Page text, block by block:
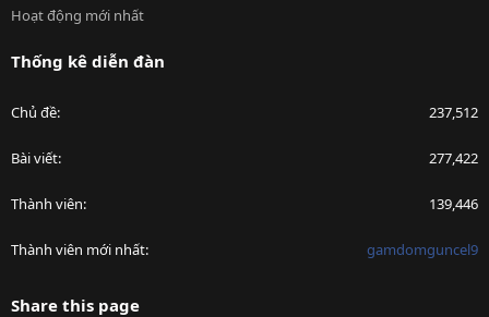
Hoạt động mới nhất
Thống kê diễn đàn
Chủ đề 237,512
Bài viết 277,422
Thành viên 139,446
Thành viên mới nhất gamdomguncel9
Share this page